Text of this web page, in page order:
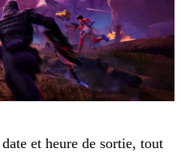
et heure de sortie, tout